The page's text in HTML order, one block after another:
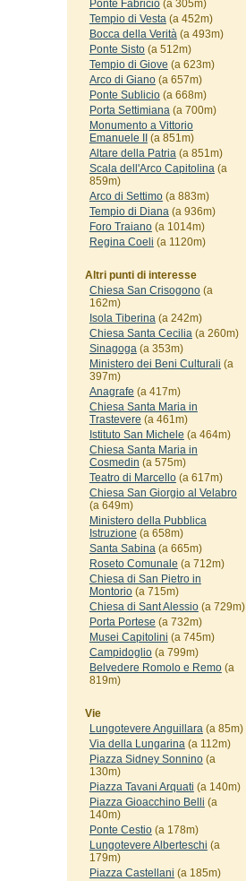
Ponte Fabricio(a 305m)
Tempio di Vesta(a 452m)
Bocca della Verità(a 493m)
Ponte Sisto(a 512m)
Tempio di Giove (a 623m)
Arco di Giano(a 657m)
Ponte Sublicio(a 668m)
Porta Settimiana(a 700m)
Monumento a Vittorio
Emanuele II
(a 851m)
Altare della Patria(a 851m)
Scala dell'Arco Capitolina(a
859m)
Arco di Settimo(a 883m)
Tempio di Diana(a 936m)
Foro Traiano(a 1014m)
Regina Coeli (a 1120m)
Altri punti di interesse
Chiesa San Crisogono(a
162m)
Isola Tiberina(a 242m)
Chiesa Santa Cecilia(a 260m)
Sinagoga(a 353m)
Ministero dei Beni Culturali (a
397m)
Anagrafe (a 417m)
Chiesa Santa Maria in
Trastevere (a 461m)
Istituto San Michele (a 464m)
Chiesa Santa Maria in
Cosmedin (a 575m)
Teatro di Marcello(a 617m)
Chiesa San Giorgio al Velabro
(a 649m)
Ministero della Pubblica
Istruzione (a 658m)
Santa Sabina(a 665m)
Roseto Comunale (a 712m)
Chiesa di San Pietro in
Montorio(a 715m)
Chiesa di Sant Alessio(a 729m)
Porta Portese (a 732m)
Musei Capitolini (a 745m)
Campidoglio(a 799m)
Belvedere Romolo e Remo(a
819m)
Vie
Lungotevere Anguillara(a 85m)
Via della Lungarina(a 112m)
Piazza Sidney Sonnino(a
130m)
Piazza Tavani Arquati (a 140m)
Piazza Gioacchino Belli (a
140m)
Ponte Cestio(a 178m)
Lungotevere Alberteschi (a
179m)
Piazza Castellani (a 185m)